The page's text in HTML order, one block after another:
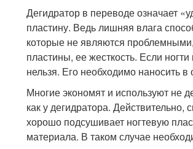
Дегидратор в переводе означает
пластину. Ведь лишняя влага
которые не являются
пластины, ее жесткость. Если
нельзя. Его необходимо наносить в
Многие экономят и используют не
как у дегидратора. Действительно,
хорошо подсушивает ногтевую
материала. В таком случае